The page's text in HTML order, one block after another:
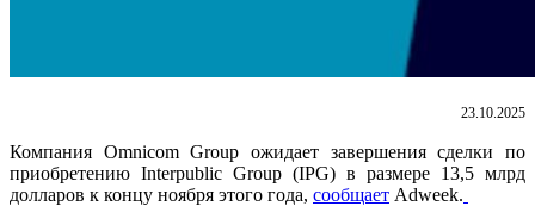
23.10.2025
Компания Omnicom Group ожидает завершения сделки по
приобретению Interpublic Group (IPG) в размере 13,5 млрд
долларов к концу ноября этого года, сообщает Adweek.